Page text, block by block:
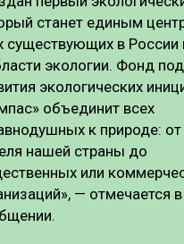
ДОМОСТРОЕНИЕ
ПРОИЗВОДСТВО
ДРЕВЕСИНЫ
станет единым
существующих в России
экологии. Фонд
экологических
объединит всех
к природе:
нашей страны до
или
— отмечается в